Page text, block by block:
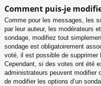
Comment puis-je
Comme pour les messages, les
par leur auteur, les modérateurs
sondage, modifiez tout
sondage est obligatoirement
voté, il est possible de supprimer
Cependant, si des votes ont été
administrateurs peuvent modifier
de modifier les options d’un